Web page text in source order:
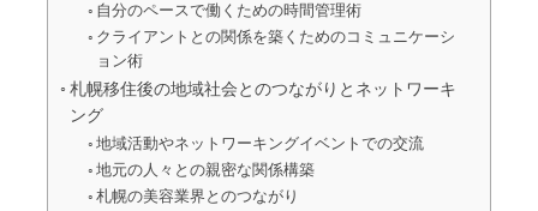
自分のペースで働くための時間管理術
クライアントとの関係を築くためのコミュニケーシ
ョン術
札幌移住後の地域社会とのつながりとネットワーキ
ング
地域活動やネットワーキングイベントでの交流
地元の人々との親密な関係構築
札幌の美容業界とのつながり